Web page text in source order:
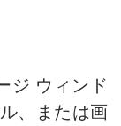
ジ ウィンド
、または画